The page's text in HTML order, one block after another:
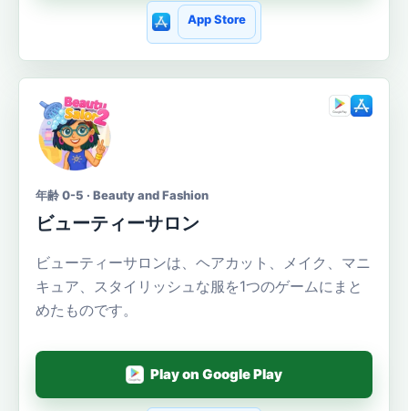
App Store
年齢 0-5 · Beauty and Fashion
ビューティーサロン
ビューティーサロンは、ヘアカット、メイク、マニ
キュア、スタイリッシュな服を1つのゲームにまと
めたものです。
Play on Google Play